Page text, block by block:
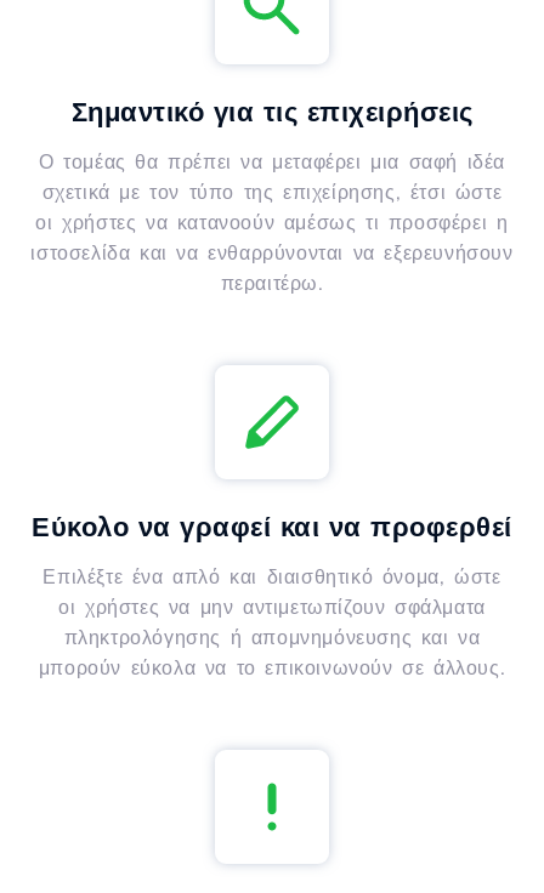
Σημαντικό για τις επιχειρήσεις
Ο τομέας θα πρέπει να μεταφέρει μια σαφή ιδέα
σχετικά με τον τύπο της επιχείρησης, έτσι ώστε
οι χρήστες να κατανοούν αμέσως τι προσφέρει η
ιστοσελίδα και να ενθαρρύνονται να εξερευνήσουν
περαιτέρω.
Εύκολο να γραφεί και να προφερθεί
Επιλέξτε ένα απλό και διαισθητικό όνομα, ώστε
οι χρήστες να μην αντιμετωπίζουν σφάλματα
πληκτρολόγησης ή απομνημόνευσης και να
μπορούν εύκολα να το επικοινωνούν σε άλλους.